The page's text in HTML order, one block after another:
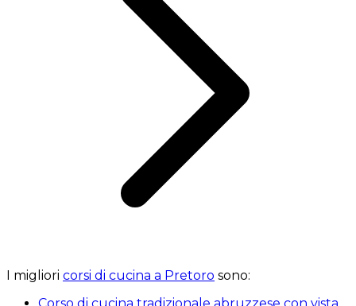
I migliori corsi di cucina a Pretoro sono: